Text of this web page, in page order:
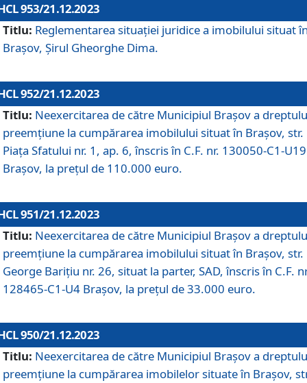
953/21.12.2023
Titlu: Reglementarea situației juridice a imobilului situat
Brașov, Șirul Gheorghe Dima.
952/21.12.2023
Titlu: Neexercitarea de către Municipiul Brașov a
preemțiune la cumpărarea imobilului situat în Brașov, str.
Piața Sfatului nr. 1, ap. 6, înscris în C.F. nr. 130050-C1-U19
Brașov, la prețul de 110.000 euro.
951/21.12.2023
Titlu: Neexercitarea de către Municipiul Brașov a
preemțiune la cumpărarea imobilului situat în Brașov, str.
George Barițiu nr. 26, situat la parter, SAD, înscris în C.F.
128465-C1-U4 Brașov, la prețul de 33.000 euro.
950/21.12.2023
Titlu: Neexercitarea de către Municipiul Brașov a
preemțiune la cumpărarea imobilelor situate în Brașov,